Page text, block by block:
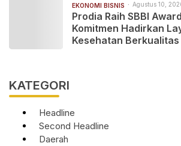
EKONOMI BISNIS Agustus 10,
Prodia Raih SBBI
Komitmen Hadirkan
Kesehatan Berkualitas
KATEGORI
Headline
Second Headline
Daerah